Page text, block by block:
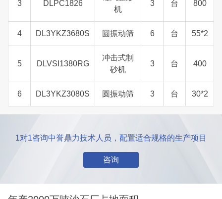
3 DLPC1826
机
3 台 800
4 DL3YKZ3680S 圆振动筛 6 台 55*2
5 DLVSI1380RG
冲击式制
砂机
3 台 400
6 DL3YKZ3080S 圆振动筛 3 台 30*2
1对1咨询中誉鼎力技术人员，配置适合规格的生产项目
咨询